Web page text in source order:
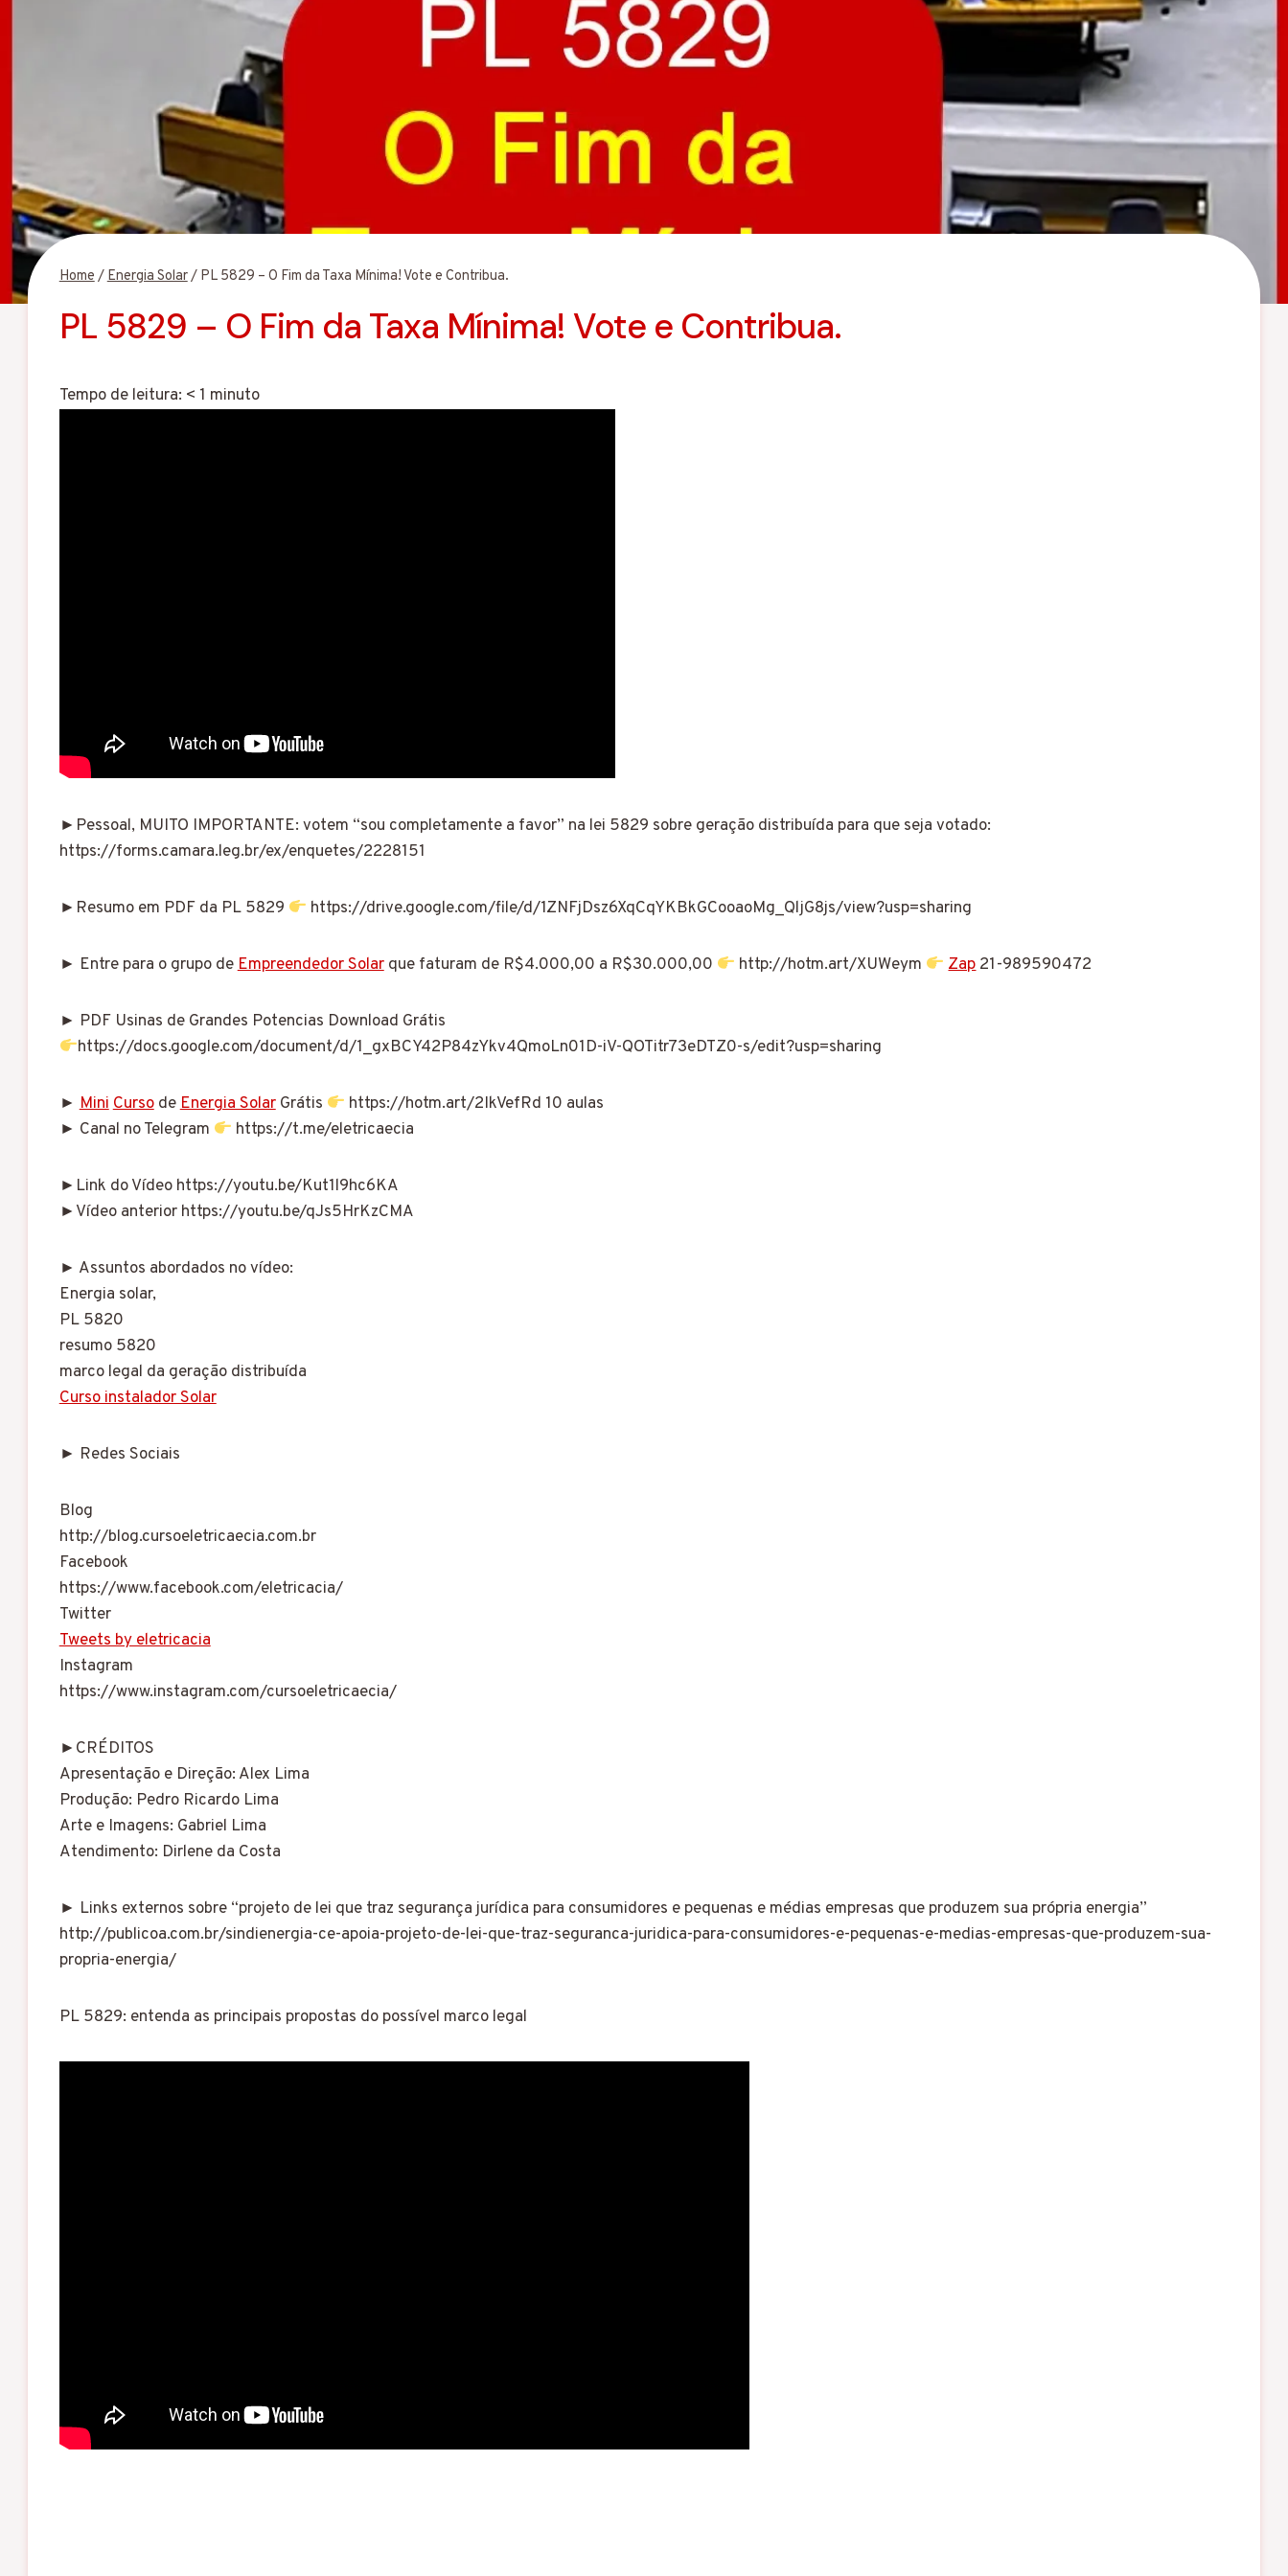
Home/Energia Solar/ PL 5829 – O Fim da Taxa Mínima! Vote e Contribua.
PL 5829 – O Fim da Taxa Mínima! Vote e Contribua.
Tempo de leitura: < 1 minuto
►Pessoal, MUITO IMPORTANTE: votem “sou completamente a favor” na lei 5829 sobre geração distribuída para que seja votado:
https://forms.camara.leg.br/ex/enquetes/2228151
►Resumo em PDF da PL 5829 https://drive.google.com/file/d/1ZNFjDsz6XqCqYKBkGCooaoMg_QljG8js/view?usp=sharing
► Entre para o grupo deEmpreendedor Solarque faturam de R$4.000,00 a R$30.000,00 http://hotm.art/XUWeym Zap21-989590472
► PDF Usinas de Grandes Potencias Download Grátis
https://docs.google.com/document/d/1_gxBCY42P84zYkv4QmoLn01D-iV-QOTitr73eDTZ0-s/edit?usp=sharing
►MiniCursodeEnergia SolarGrátis
https://hotm.art/2IkVefRd 10 aulas
► Canal no Telegram
https://t.me/eletricaecia
►Link do Vídeo https://youtu.be/Kut1l9hc6KA
►Vídeo anterior https://youtu.be/qJs5HrKzCMA
► Assuntos abordados no vídeo:
Energia solar,
PL 5820
resumo 5820
marco legal da geração distribuída
Curso instalador Solar
► Redes Sociais
Blog
http://blog.cursoeletricaecia.com.br
Facebook
https://www.facebook.com/eletricacia/
Twitter
Tweets by eletricacia
Instagram
https://www.instagram.com/cursoeletricaecia/
►CRÉDITOS
Apresentação e Direção: Alex Lima
Produção: Pedro Ricardo Lima
Arte e Imagens: Gabriel Lima
Atendimento: Dirlene da Costa
► Links externos sobre “projeto de lei que traz segurança jurídica para consumidores e pequenas e médias empresas que produzem sua própria energia”
http://publicoa.com.br/sindienergia-ce-apoia-projeto-de-lei-que-traz-seguranca-juridica-para-consumidores-e-pequenas-e-medias-empresas-que-produzem-sua-
propria-energia/
PL 5829: entenda as principais propostas do possível marco legal